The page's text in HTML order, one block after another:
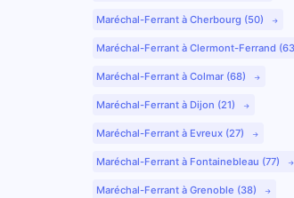
Maréchal-Ferrant à Cherbourg (50)
Maréchal-Ferrant à Clermont-Ferrand
Maréchal-Ferrant à Colmar (68)
Maréchal-Ferrant à Dijon (21)
Maréchal-Ferrant à Evreux (27)
Maréchal-Ferrant à Fontainebleau (77)
Maréchal-Ferrant à Grenoble (38)